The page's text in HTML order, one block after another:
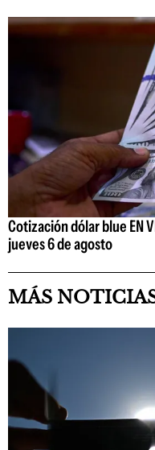
Cotización dólar blue EN
jueves 6 de agosto
MÁS